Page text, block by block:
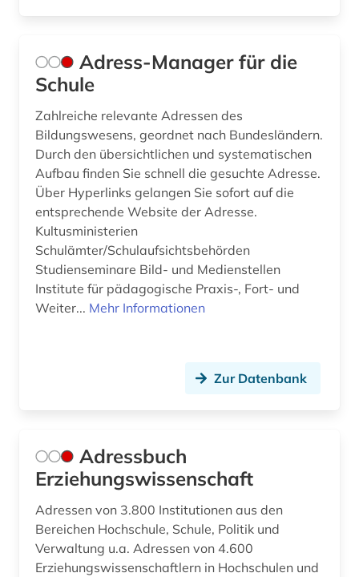
datensammlung (2)
demokratische bildung (2)
demoskopie (2)
design (3)
dessau (1)
deutsches sprachgebiet (1)
dienstrecht (1)
digitales spiel (1)
diskriminierung (1)
dissertation (2)
Adress-Manager für die
Schule
Zahlreiche relevante Adressen des
Bildungswesens, geordnet nach Bundesländern.
Durch den übersichtlichen und systematischen
Aufbau finden Sie schnell die gesuchte Adresse.
Über Hyperlinks gelangen Sie sofort auf die
entsprechende Website der Adresse.
Kultusministerien
Schulämter/Schulaufsichtsbehörden
Studienseminare Bild- und Medienstellen
Institute für pädagogische Praxis-, Fort- und
Weiter... Mehr Informationen
Zur Datenbank
Adressbuch
Erziehungswissenschaft
Adressen von 3.800 Institutionen aus den
Bereichen Hochschule, Schule, Politik und
Verwaltung u.a. Adressen von 4.600
Erziehungswissenschaftlern in Hochschulen und